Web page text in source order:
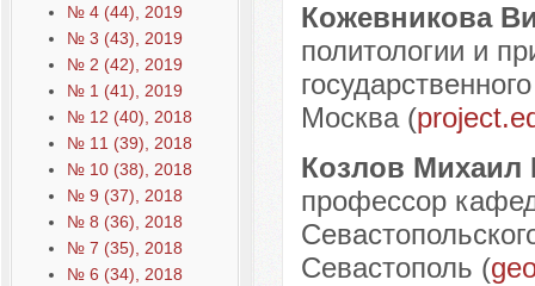
№ 4 (44), 2019
№ 3 (43), 2019
№ 2 (42), 2019
№ 1 (41), 2019
№ 12 (40), 2018
№ 11 (39), 2018
№ 10 (38), 2018
№ 9 (37), 2018
№ 8 (36), 2018
№ 7 (35), 2018
№ 6 (34), 2018
Кожевникова
политологии и
Москва (
Козлов Михаил
профессор
Севастополь (